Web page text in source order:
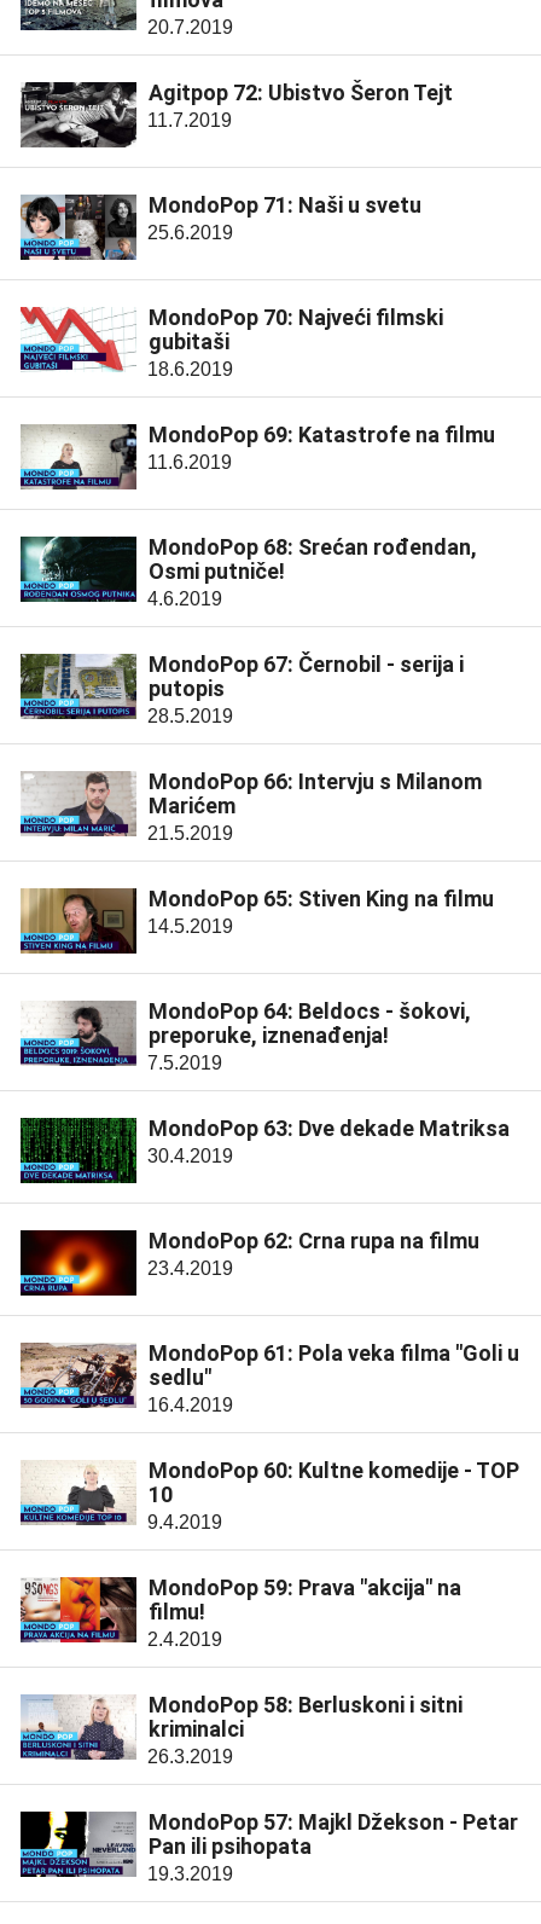
20.7.2019
Agitpop 72: Ubistvo Šeron Tejt
11.7.2019
MondoPop 71: Naši u svetu
25.6.2019
MondoPop 70: Najveći filmski
gubitaši
18.6.2019
MondoPop 69: Katastrofe na filmu
11.6.2019
MondoPop 68: Srećan rođendan,
Osmi putniče!
4.6.2019
MondoPop 67: Černobil - serija i
putopis
28.5.2019
MondoPop 66: Intervju s Milanom
Marićem
21.5.2019
MondoPop 65: Stiven King na filmu
14.5.2019
MondoPop 64: Beldocs - šokovi,
preporuke, iznenađenja!
7.5.2019
MondoPop 63: Dve dekade Matriksa
30.4.2019
MondoPop 62: Crna rupa na filmu
23.4.2019
MondoPop 61: Pola veka filma "Goli u
sedlu"
16.4.2019
MondoPop 60: Kultne komedije - TOP
10
9.4.2019
MondoPop 59: Prava "akcija" na
filmu!
2.4.2019
MondoPop 58: Berluskoni i sitni
kriminalci
26.3.2019
MondoPop 57: Majkl Džekson - Petar
Pan ili psihopata
19.3.2019